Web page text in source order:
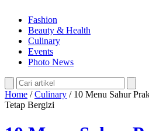
Fashion
Beauty & Health
Culinary
Events
Photo News
Home /Culinary / 10 Menu Sahur
Tetap Bergizi